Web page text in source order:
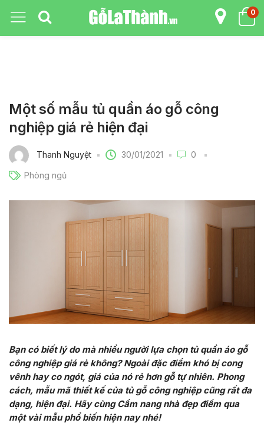
0
Một số mẫu tủ quần áo gỗ công
nghiệp giá rẻ hiện đại
Thanh Nguyệt 30/01/2021 0
Phòng ngủ
Bạn có biết lý do mà nhiều người lựa chọn tủ quần áo gỗ
công nghiệp giá rẻ không? Ngoài đặc điểm khó bị cong
vênh hay co ngót, giá của nó rẻ hơn gỗ tự nhiên. Phong
cách, mẫu mã thiết kế của tủ gỗ công nghiệp cũng rất đa
dạng, hiện đại. Hãy cùng Cẩm nang nhà đẹp điểm qua
một vài mẫu phổ biến hiện nay nhé!